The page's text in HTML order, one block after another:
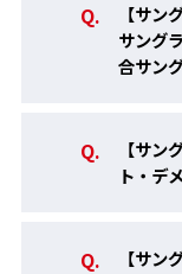
偏光レンズ
ことで、すっきりと
【サン
サング
合サン
【サン
ト・デ
【サン